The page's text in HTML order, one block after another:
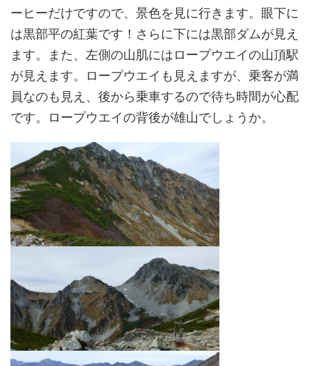
ーヒーだけですので、景色を見に行きます。眼下に
は黒部平の紅葉です！さらに下には黒部ダムが見え
ます。また、左側の山肌にはロープウエイの山頂駅
が見えます。ロープウエイも見えますが、乗客が満
員なのも見え、後から乗車するので待ち時間が心配
です。ロープウエイの背後が雄山でしょうか。